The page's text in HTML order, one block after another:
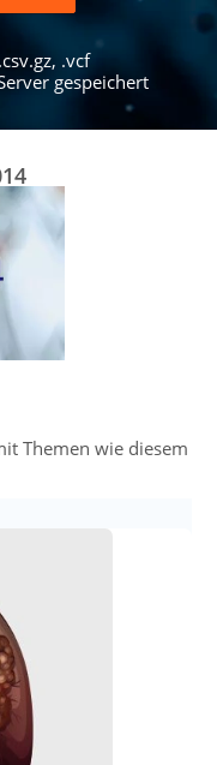
.vcf
gespeichert
Themen wie diesem